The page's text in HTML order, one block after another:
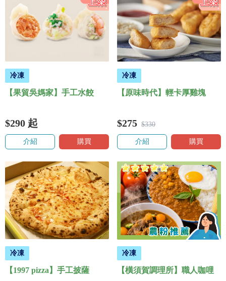
冷凍
【果貿吳媽家】手工水餃
$290 起
介紹 購買
冷凍
【原味時代】輕卡厚雞塊
$275 $330
介紹 購買
冷凍
【1997 pizza】手工披薩
冷凍
【橫須賀調理所】職人咖哩